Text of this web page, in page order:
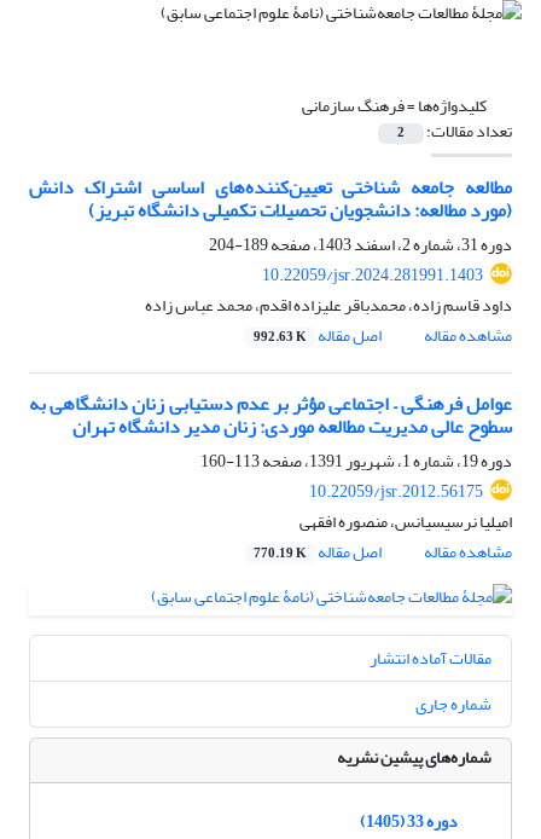
کلیدواژه‌ها =فرهنگ سازمانی
تعداد مقالات: 2
مطالعه جامعه شناختی تعیین‌کننده‌های اساسی اشتراک دانش
(مورد مطالعه: دانشجویان تحصیلات تکمیلی دانشگاه تبریز)
دوره 31، شماره 2، اسفند 1403، صفحه
189-204
10.22059/jsr.2024.281991.1403
داود قاسم زاده، محمدباقر علیزاده اقدم، محمد عباس زاده
مشاهده مقاله
اصل مقاله 992.63 K
عوامل فرهنگی – اجتماعی مؤثر بر عدم دست‏یابی زنان دانشگاهی به
سطوح عالی مدیریت مطالعه موردی: زنان مدیر دانشگاه تهران
دوره 19، شماره 1، شهریور 1391، صفحه
113-160
10.22059/jsr.2012.56175
امیلیا نرسیسیانس، منصوره افقهی
مشاهده مقاله
اصل مقاله 770.19 K
مقالات آماده انتشار
شماره جاری
شماره‌های پیشین نشریه
دوره 33 (1405)